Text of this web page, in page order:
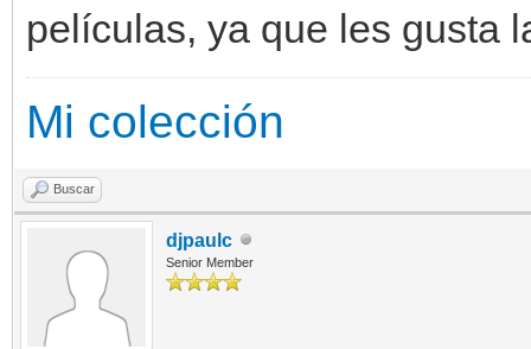
películas, ya que les gusta
Mi colección
Buscar
djpaulc
Senior Member